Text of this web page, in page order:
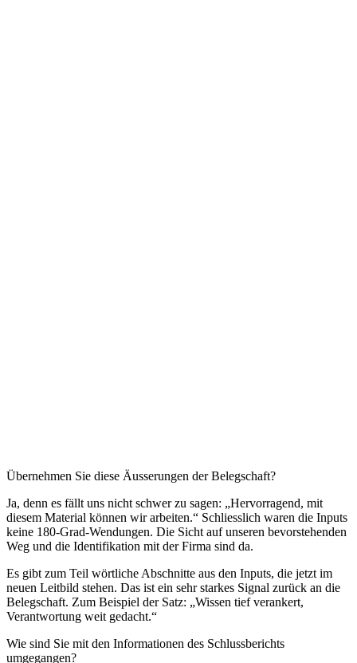
Übernehmen Sie diese Äusserungen der Belegschaft?
Ja, denn es fällt uns nicht schwer zu sagen: „Hervorragend, mit
diesem Material können wir arbeiten.“ Schliesslich waren die Inputs
keine 180-Grad-Wendungen. Die Sicht auf unseren bevorstehenden
Weg und die Identifikation mit der Firma sind da.
Es gibt zum Teil wörtliche Abschnitte aus den Inputs, die jetzt im
neuen Leitbild stehen. Das ist ein sehr starkes Signal zurück an die
Belegschaft. Zum Beispiel der Satz: „Wissen tief verankert,
Verantwortung weit gedacht.“
Wie sind Sie mit den Informationen des Schlussberichts
umgegangen?